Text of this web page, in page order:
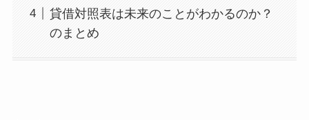
貸借対照表は未来のことがわかるのか？
のまとめ